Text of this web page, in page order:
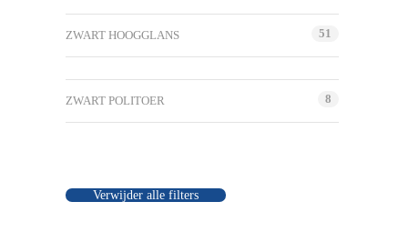
ZWART HOOGGLANS 51
ZWART POLITOER 8
Verwijder alle filters